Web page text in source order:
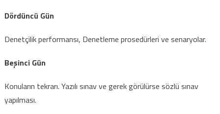
Dördüncü Gün
Denetçilik performansı, Denetleme prosedürleri ve senaryolar.
Beşinci Gün
Konuların tekrarı. Yazılı sınav ve gerek görülürse sözlü sınav
yapılması.